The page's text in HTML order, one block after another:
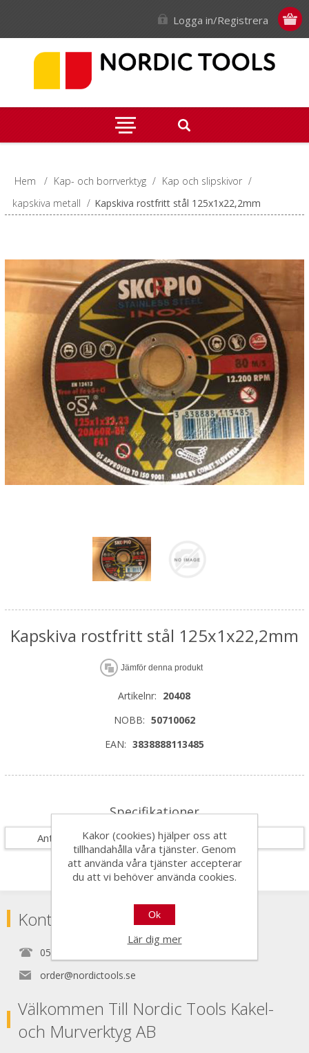
Logga in/Registrera
Hem / Kap- och borrverktyg / Kap och slipskivor /
kapskiva metall / Kapskiva rostfritt stål 125x1x22,2mm
Kapskiva rostfritt stål 125x1x22,2mm
Jämför denna produkt
Artikelnr: 20408
NOBB: 50710062
EAN: 3838888113485
Specifikationer
Antal i förpackning 1
Kontakta
0525150890
order@nordictools.se
Välkommen Till Nordic Tools Kakel-
och Murverktyg AB
Kakor (cookies) hjälper oss att
tillhandahålla våra tjänster. Genom
att använda våra tjänster accepterar
du att vi behöver använda cookies.
Ok
Lär dig mer